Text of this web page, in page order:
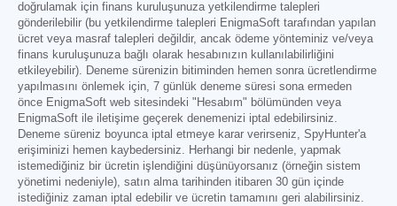
doğrulamak için finans kuruluşunuza yetkilendirme talepleri
gönderilebilir (bu yetkilendirme talepleri EnigmaSoft tarafından yapılan
ücret veya masraf talepleri değildir, ancak ödeme yönteminiz ve/veya
finans kuruluşunuza bağlı olarak hesabınızın kullanılabilirliğini
etkileyebilir). Deneme sürenizin bitiminden hemen sonra ücretlendirme
yapılmasını önlemek için, 7 günlük deneme süresi sona ermeden
önce EnigmaSoft web sitesindeki "Hesabım" bölümünden veya
EnigmaSoft ile iletişime geçerek denemenizi iptal edebilirsiniz.
Deneme süreniz boyunca iptal etmeye karar verirseniz, SpyHunter'a
erişiminizi hemen kaybedersiniz. Herhangi bir nedenle, yapmak
istemediğiniz bir ücretin işlendiğini düşünüyorsanız (örneğin sistem
yönetimi nedeniyle), satın alma tarihinden itibaren 30 gün içinde
istediğiniz zaman iptal edebilir ve ücretin tamamını geri alabilirsiniz.